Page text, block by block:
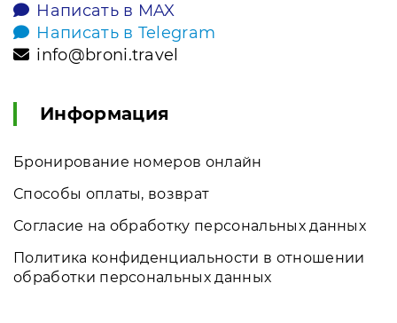
Написать в MAX
Написать в Telegram
info@broni.travel
Информация
Бронирование номеров онлайн
Способы оплаты, возврат
Согласие на обработку персональных данных
Политика конфиденциальности в отношении
обработки персональных данных